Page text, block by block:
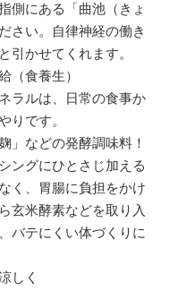
側にある「曲池（きょ
さい。自律神経の働き
引かせてくれます。
（食養生）
ラルは、日常の食事か
りです。
」などの発酵調味料！
ングにひとさじ加える
く、胃腸に負担をかけ
玄米酵素などを取り入
バテにくい体づくりに
しく